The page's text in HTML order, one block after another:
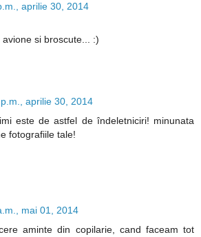
aprilie 30, 2014
si broscute... :)
aprilie 30, 2014
este de astfel de îndeletniciri! minunata
fotografiile tale!
mai 01, 2014
aminte din copilarie, cand faceam tot